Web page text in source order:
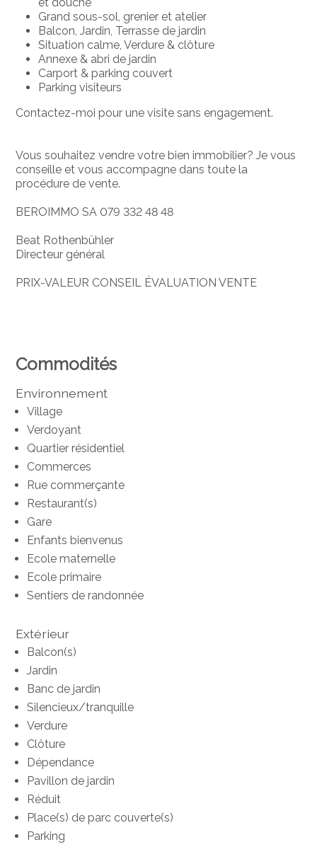
Grand sous-sol, grenier et atelier
Balcon, Jardin, Terrasse de jardin
Situation calme, Verdure & clôture
Annexe & abri de jardin
Carport & parking couvert
Parking visiteurs
Contactez-moi pour une visite sans engagement.
Vous souhaitez vendre votre bien immobilier? Je vous
conseille et vous accompagne dans toute la
procédure de vente.
BEROIMMO SA 079 332 48 48
Beat Rothenbühler
Directeur général
PRIX-VALEUR CONSEIL ÉVALUATION VENTE
Commodités
Environnement
Village
Verdoyant
Quartier résidentiel
Commerces
Rue commerçante
Restaurant(s)
Gare
Enfants bienvenus
Ecole maternelle
Ecole primaire
Sentiers de randonnée
Extérieur
Balcon(s)
Jardin
Banc de jardin
Silencieux/tranquille
Verdure
Clôture
Dépendance
Pavillon de jardin
Réduit
Place(s) de parc couverte(s)
Parking